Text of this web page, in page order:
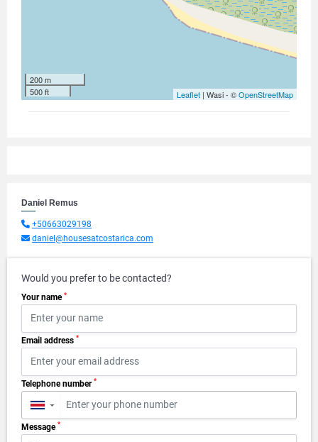
200 m
500 ft
Leaflet | Wasi - ©OpenStreetMap
Daniel Remus
+50663029198
daniel@housesatcostarica.com
Would you prefer to be contacted?
Your name *
Email address *
Telephone number *
▼
Message *